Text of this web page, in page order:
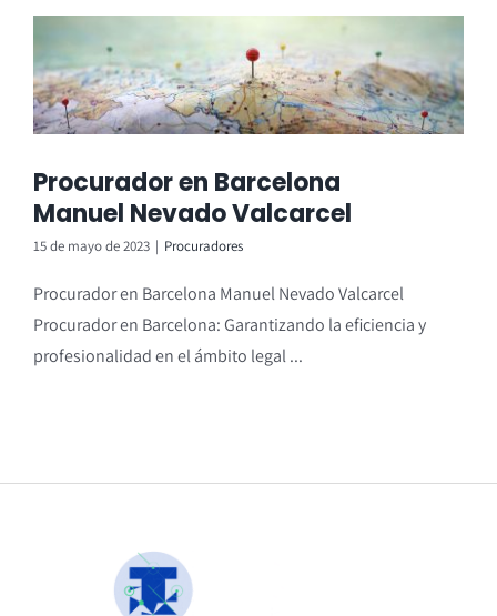
Enlaces de interés
Procurador en Barcelona
Manuel Nevado Valcarcel
15 de mayo de 2023 | Procuradores
Procurador en Barcelona Manuel Nevado Valcarcel
Procurador en Barcelona: Garantizando la eficiencia y
profesionalidad en el ámbito legal ...